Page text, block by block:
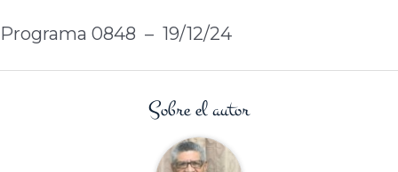
Programa 0848 – 19/12/24
Sobre el autor